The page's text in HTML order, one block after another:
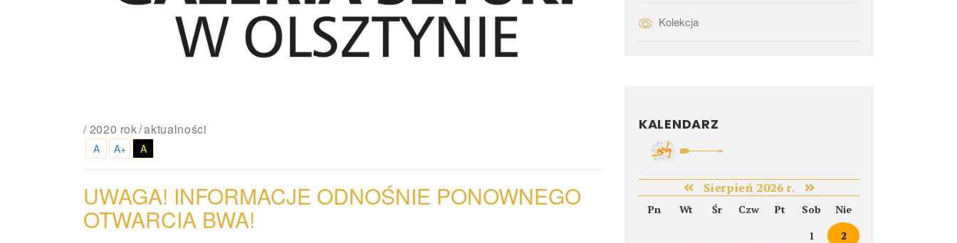
/2020 rok aktualności
A A+ A
UWAGA! INFORMACJE ODNOŚNIE PONOWNEGO
OTWARCIA BWA!
Kolekcja
KALENDARZ
Sierpień 2026 r.
Pn Wt Śr Czw Pt Sob
Nie
1
2